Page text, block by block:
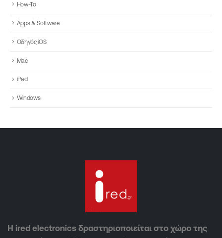
How-To
Apps & Software
Οδηγός iOS
Mac
iPad
Windows
Η ired electronics δραστηριοποιείται στο χώρο της